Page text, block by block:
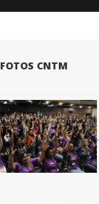
FOTOS CNTM